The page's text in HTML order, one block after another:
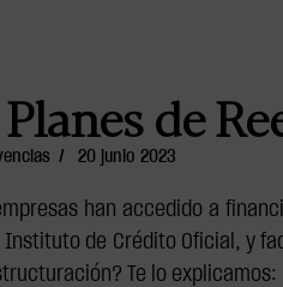
de
/ 20 junio 2023
han accedido a
de Crédito Oficial, y
Te lo explicamos: